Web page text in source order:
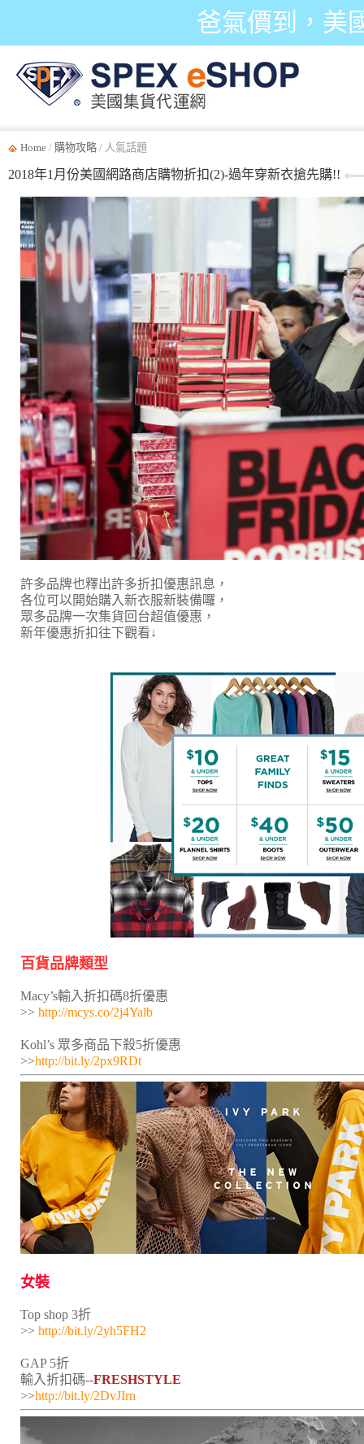
爸氣價到，美
Home / 購物攻略 / 人氣話題
2018年1月份美國網路商店購物折扣(2)-過年穿新衣搶先購!!
許多品牌也釋出許多折扣優惠訊息，
各位可以開始購入新衣服新裝備囉，
眾多品牌一次集貨回台超值優惠，
新年優惠折扣往下觀看↓
百貨品牌類型
Macy’s輸入折扣碼8折優惠
>> http://mcys.co/2j4Yalb
Kohl’s 眾多商品下殺5折優惠
>>http://bit.ly/2px9RDt
女裝
Top shop 3折
>> http://bit.ly/2yh5FH2
GAP 5折
輸入折扣碼--FRESHSTYLE
>>http://bit.ly/2DvJIrn